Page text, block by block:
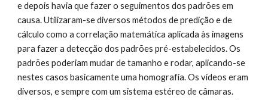
e depois havia que fazer o seguimentos dos padrões em
causa. Utilizaram-se diversos métodos de predição e de
cálculo como a correlação matemática aplicada às imagens
para fazer a detecção dos padrões pré-estabelecidos. Os
padrões poderiam mudar de tamanho e rodar, aplicando-se
nestes casos basicamente uma homografia. Os vídeos eram
diversos, e sempre com um sistema estéreo de câmaras.